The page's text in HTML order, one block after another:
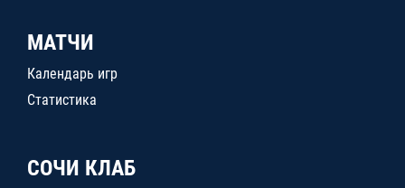
МАТЧИ
Календарь игр
Статистика
СОЧИ КЛАБ